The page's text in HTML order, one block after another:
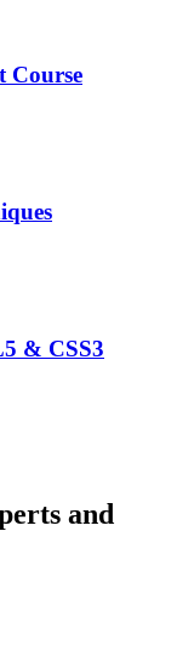
Course
& CSS3
and